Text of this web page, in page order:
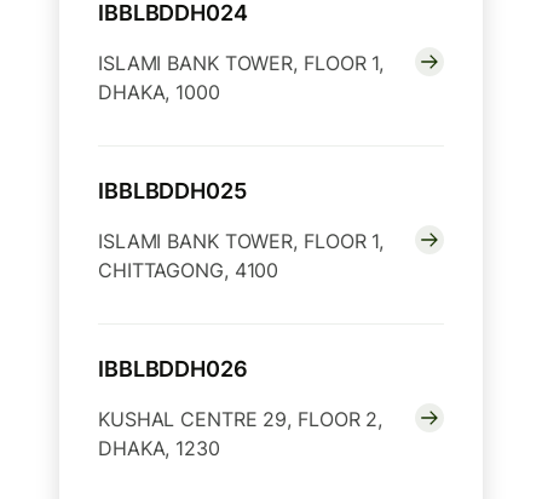
IBBLBDDH024
ISLAMI BANK TOWER, FLOOR 1,
DHAKA, 1000
IBBLBDDH025
ISLAMI BANK TOWER, FLOOR 1,
CHITTAGONG, 4100
IBBLBDDH026
KUSHAL CENTRE 29, FLOOR 2,
DHAKA, 1230